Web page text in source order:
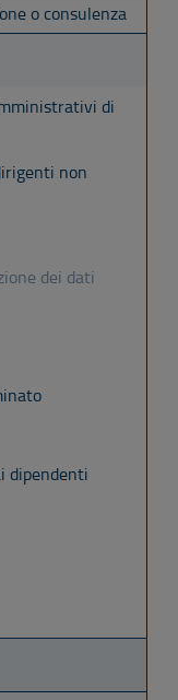
o consulenza
di
non
dei dati
dipendenti